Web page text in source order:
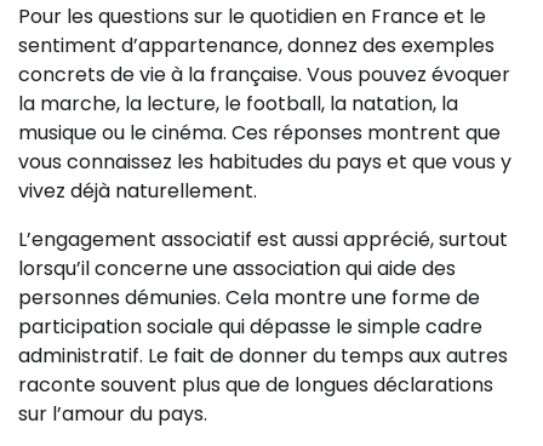
Pour les questions sur le quotidien en France et le
sentiment d’appartenance, donnez des exemples
concrets de vie à la française. Vous pouvez évoquer
la marche, la lecture, le football, la natation, la
musique ou le cinéma. Ces réponses montrent que
vous connaissez les habitudes du pays et que vous y
vivez déjà naturellement.
L’engagement associatif est aussi apprécié, surtout
lorsqu’il concerne une association qui aide des
personnes démunies. Cela montre une forme de
participation sociale qui dépasse le simple cadre
administratif. Le fait de donner du temps aux autres
raconte souvent plus que de longues déclarations
sur l’amour du pays.